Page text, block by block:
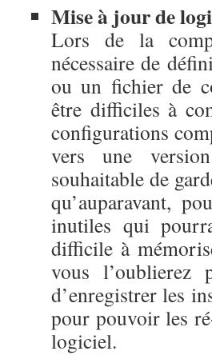
Mise à jour de
Lors de la
nécessaire de
ou un fichier de
être difficiles à
configurations
vers une
souhaitable de
qu’auparavant,
inutiles qui
difficile à
vous l’oublierez
d’enregistrer les
pour pouvoir les
logiciel.